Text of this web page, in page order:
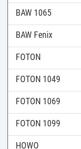
BAW 1065
BAW Fenix
FOTON
FOTON 1049
FOTON 1069
FOTON 1099
HOWO